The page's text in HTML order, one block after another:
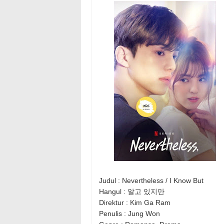
Judul : Nevertheless / I Know But
Hangul : 알고 있지만
Direktur : Kim Ga Ram
Penulis : Jung Won